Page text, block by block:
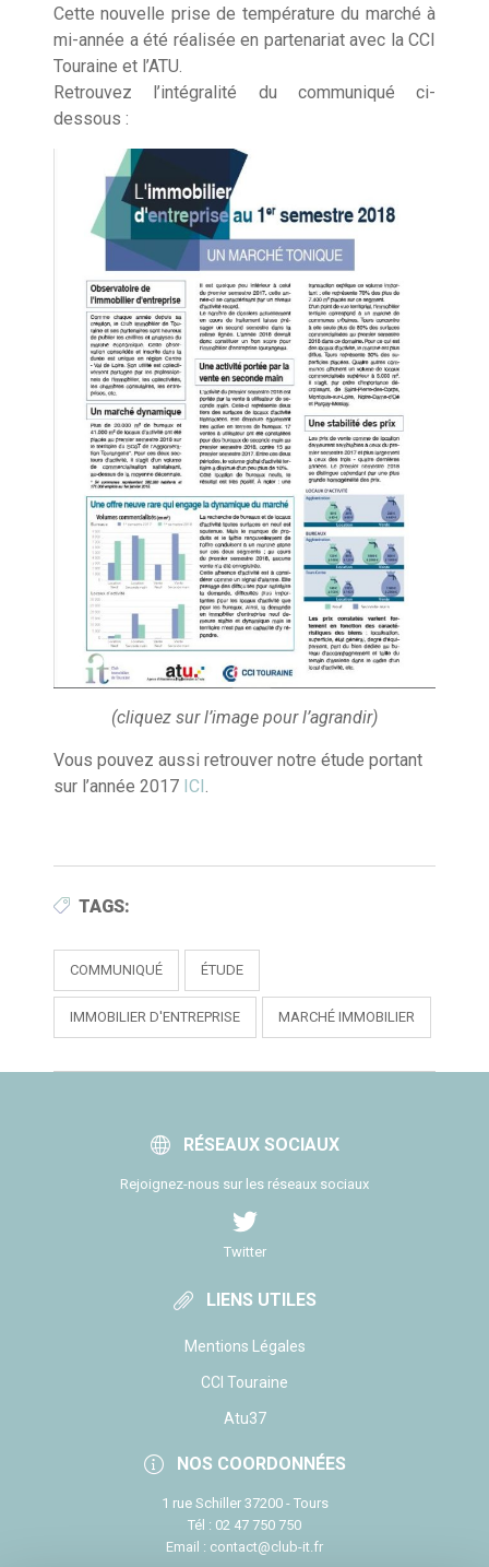
Cette nouvelle prise de température du marché à
mi-année a été réalisée en partenariat avec la CCI
Touraine et l’ATU.
Retrouvez l’intégralité du communiqué ci-
dessous :
(cliquez sur l’image pour l’agrandir)
Vous pouvez aussi retrouver notre étude portant
sur l’année 2017 ICI .
TAGS:
COMMUNIQUÉ ÉTUDE
IMMOBILIER D'ENTREPRISE MARCHÉ IMMOBILIER
RÉSEAUX SOCIAUX
Rejoignez-nous sur les réseaux sociaux
Twitter
LIENS UTILES
Mentions Légales
CCI Touraine
Atu37
NOS COORDONNÉES
1 rue Schiller 37200 - Tours
Tél : 02 47 750 750
Email : contact@club-it.fr